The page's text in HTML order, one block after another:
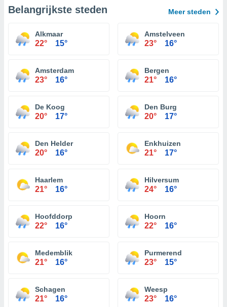
Belangrijkste steden Meer steden
Alkmaar
22° 15°
Amstelveen
23° 16°
Amsterdam
23° 16°
Bergen
21° 16°
De Koog
20° 17°
Den Burg
20° 17°
Den Helder
20° 16°
Enkhuizen
21° 17°
Haarlem
21° 16°
Hilversum
24° 16°
Hoofddorp
22° 16°
Hoorn
22° 16°
Medemblik
21° 16°
Purmerend
23° 15°
Schagen
21° 16°
Weesp
23° 16°